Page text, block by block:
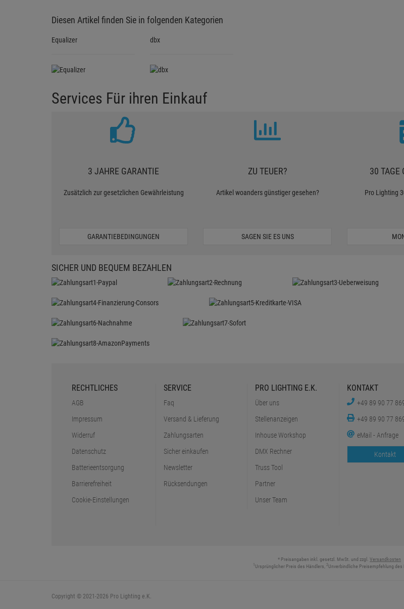
Diesen Artikel finden Sie in folgenden Kategorien
Equalizer dbx
Services Für ihren Einkauf
3 JAHRE GARANTIE
Zusätzlich zur gesetzlichen Gewährleistung
GARANTIEBEDINGUNGEN
ZU TEUER?
Artikel woanders günstiger gesehen?
SAGEN SIE ES UNS
30 TAGE
Pro Lighting
SICHER UND BEQUEM BEZAHLEN
RECHTLICHES
AGB
Impressum
Widerruf
Datenschutz
Batterieentsorgung
Barrierefreiheit
Cookie-Einstellungen
SERVICE
Faq
Versand & Lieferung
Zahlungsarten
Sicher einkaufen
Newsletter
Rücksendungen
PRO LIGHTING E.K.
Über uns
Stellenanzeigen
Inhouse Workshop
DMX Rechner
Truss Tool
Partner
Unser Team
KONTAKT
+49 89 90 77
+49 89 90 77
eMail - Anfrage
Kontakt
* Preisangaben inkl. gesetzl. MwSt. und zzgl. Versandkosten
Ursprünglicher Preis des Händlers, 2 Unverbindliche Preisempfehlung des
Copyright © 2021-2026 Pro Lighting e.K.